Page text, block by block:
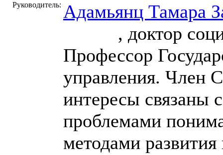
Руководитель: Адамьянц Тамара
, доктор
Профессор
управления. Член
интересы связаны
проблемами
методами